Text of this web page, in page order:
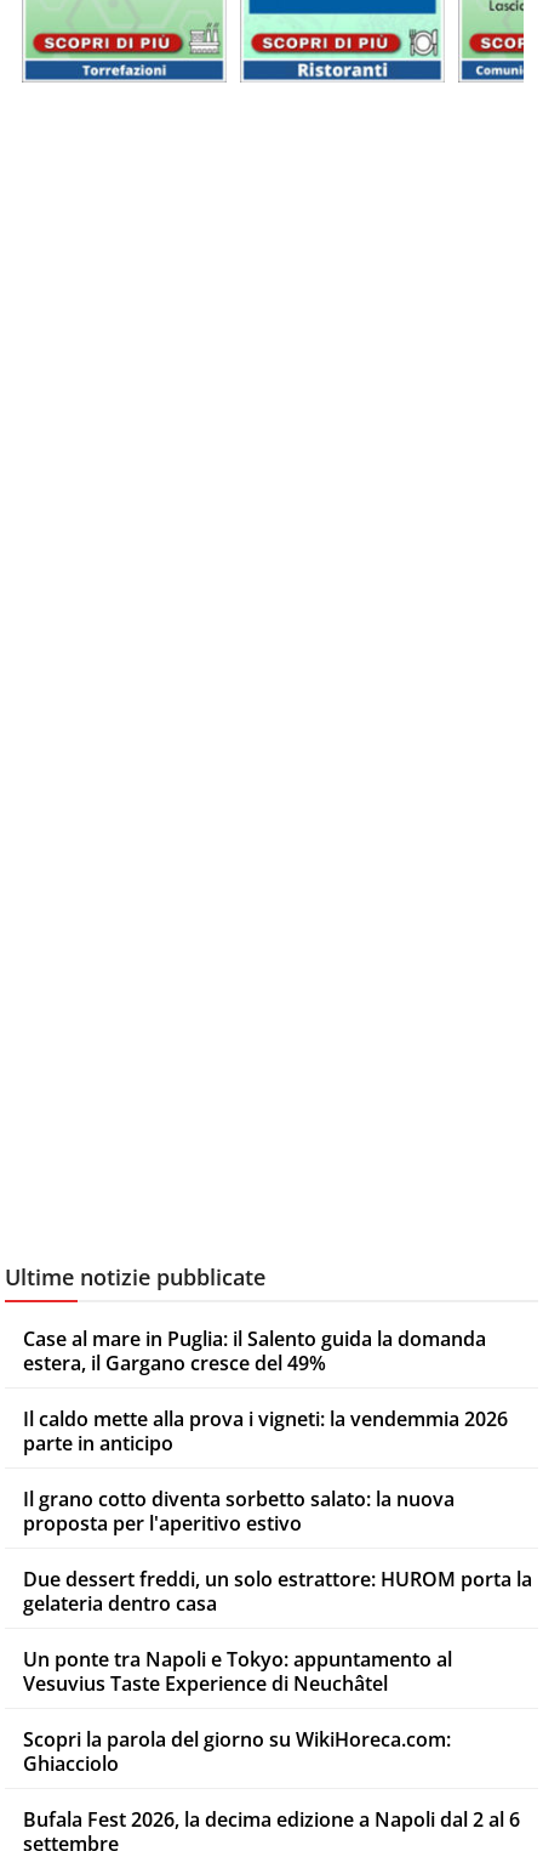
Ultime notizie pubblicate
Case al mare in Puglia: il Salento guida la domanda
estera, il Gargano cresce del 49%
Il caldo mette alla prova i vigneti: la vendemmia 2026
parte in anticipo
Il grano cotto diventa sorbetto salato: la nuova
proposta per l'aperitivo estivo
Due dessert freddi, un solo estrattore: HUROM porta la
gelateria dentro casa
Un ponte tra Napoli e Tokyo: appuntamento al
Vesuvius Taste Experience di Neuchâtel
Scopri la parola del giorno su WikiHoreca.com:
Ghiacciolo
Bufala Fest 2026, la decima edizione a Napoli dal 2 al 6
settembre